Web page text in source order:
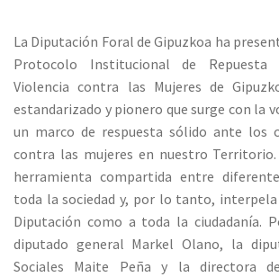
La Diputación Foral de Gipuzkoa ha
Protocolo Institucional de
Violencia contra las Mujeres de
estandarizado y pionero que surge con la
un marco de respuesta sólido ante los
contra las mujeres en nuestro Territorio.
herramienta compartida entre
toda la sociedad y, por lo tanto,
Diputación como a toda la ciudadanía.
diputado general Markel Olano, la
Sociales Maite Peña y la directora